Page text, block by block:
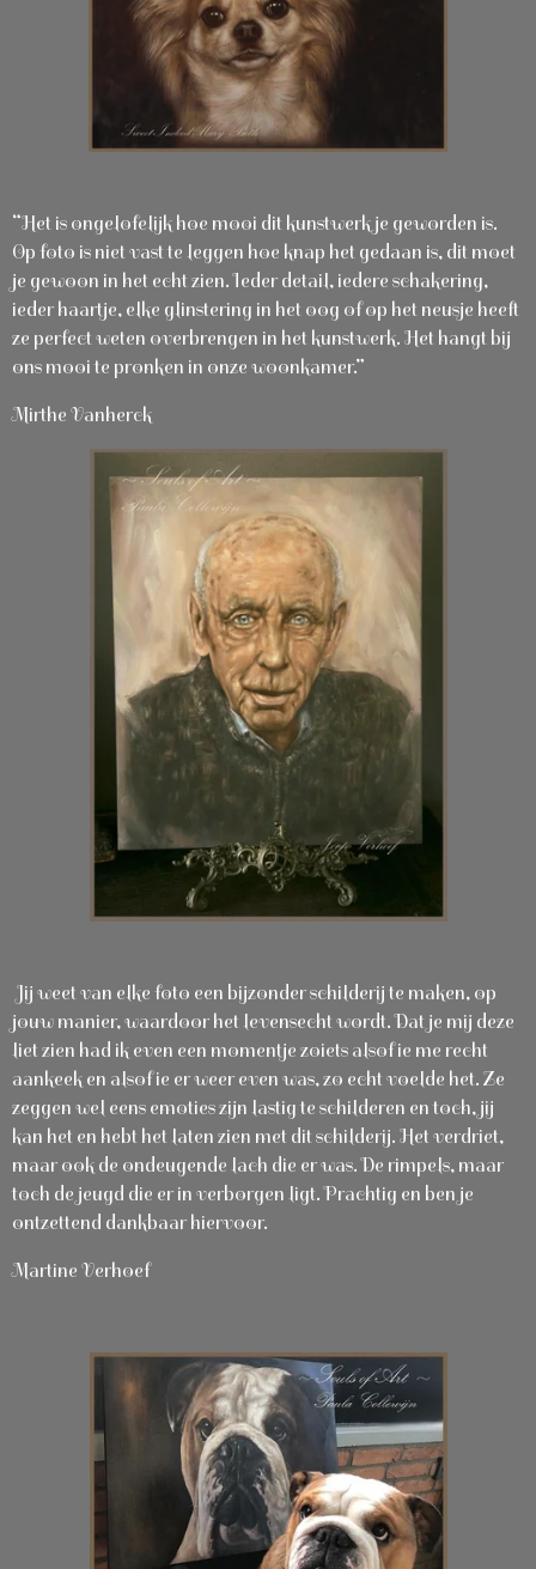
“Het is ongelofelijk hoe mooi dit kunstwerkje geworden is.
Op foto is niet vast te leggen hoe knap het gedaan is, dit moet
je gewoon in het echt zien. Ieder detail, iedere schakering,
ieder haartje, elke glinstering in het oog of op het neusje heeft
ze perfect weten overbrengen in het kunstwerk. Het hangt bij
ons mooi te pronken in onze woonkamer.”
Mirthe Vanherck
Jij weet van elke foto een bijzonder schilderij te maken, op
jouw manier, waardoor het levensecht wordt. Dat je mij deze
liet zien had ik even een momentje zoiets alsof ie me recht
aankeek en alsof ie er weer even was, zo echt voelde het. Ze
zeggen wel eens emoties zijn lastig te schilderen en toch, jij
kan het en hebt het laten zien met dit schilderij. Het verdriet,
maar ook de ondeugende lach die er was. De rimpels, maar
toch de jeugd die er in verborgen ligt. Prachtig en ben je
ontzettend dankbaar hiervoor.
Martine Verhoef